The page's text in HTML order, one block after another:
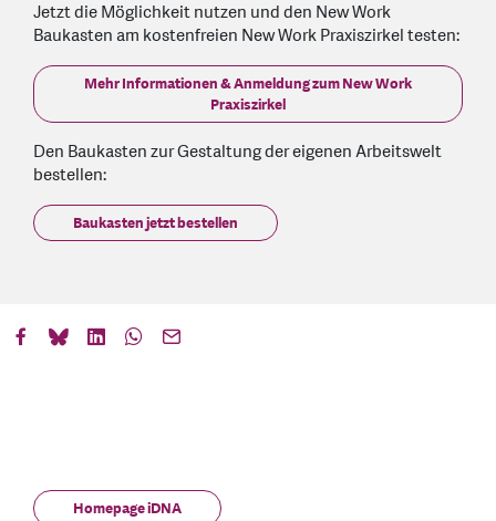
Jetzt die Möglichkeit nutzen und den New Work
Baukasten am kostenfreien New Work Praxiszirkel testen:
Mehr Informationen & Anmeldung zum New Work
Praxiszirkel
Den Baukasten zur Gestaltung der eigenen Arbeitswelt
bestellen:
Baukasten jetzt bestellen
Homepage iDNA